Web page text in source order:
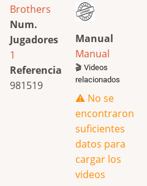
Brothers
Num.
Jugadores
1
Referencia
981519
Manual
Manual
🎬 Videos
relacionados
⚠️ No se
encontraron
suficientes
datos para
cargar los
videos